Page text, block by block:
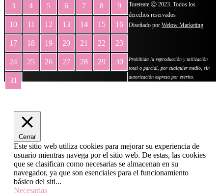
3 4 5 6 7 8 9
10 11 12 13 14 15 16
17 18 19 20 21 22 23
24 25 26 27 28 29 30
31
Toreteate Ⓒ 2023. Todos los
derechos reservados
Diseñado por Welow Marketing
Prohibida la reproducción y utilización
total o parcial, por cualquier medio, sin
autorización expresa por escrito.
Cerrar
Este sitio web utiliza cookies para mejorar su experiencia de
usuario mientras navega por el sitio web. De estas, las cookies
que se clasifican como necesarias se almacenan en su
navegador, ya que son esenciales para el funcionamiento
básico del siti...
Necesarias